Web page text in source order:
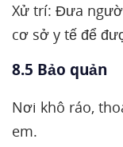
Xử trí: Đưa
cơ sở y tế để
8.5 Bảo quản
Nơi khô ráo,
em.